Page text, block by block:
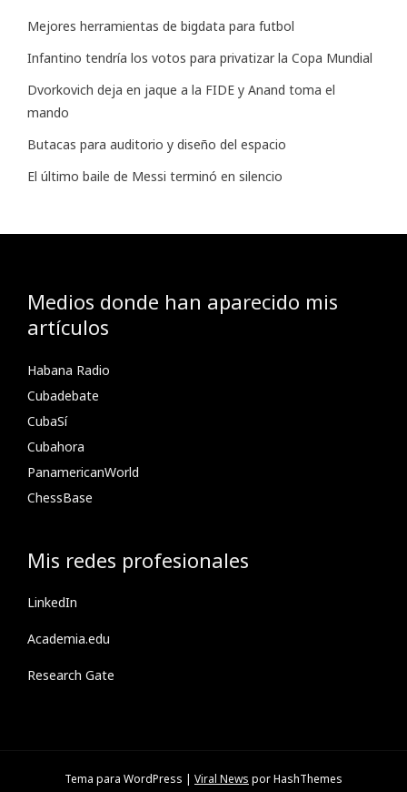
Mejores herramientas de bigdata para futbol
Infantino tendría los votos para privatizar la Copa Mundial
Dvorkovich deja en jaque a la FIDE y Anand toma el
mando
Butacas para auditorio y diseño del espacio
El último baile de Messi terminó en silencio
Medios donde han aparecido mis
artículos
Habana Radio
Cubadebate
CubaSí
Cubahora
PanamericanWorld
ChessBase
Mis redes profesionales
LinkedIn
Academia.edu
Research Gate
Tema para WordPress Viral News por HashThemes